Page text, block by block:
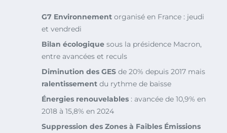
G7 Environnement organisé en France : jeudi
et vendredi
Bilan écologique sous la présidence Macron,
entre avancées et reculs
Diminution des GES de 20% depuis 2017 mais
ralentissement du rythme de baisse
Énergies renouvelables : avancée de 10,9% en
2018 à 15,8% en 2024
Suppression des Zones à Faibles Émissions